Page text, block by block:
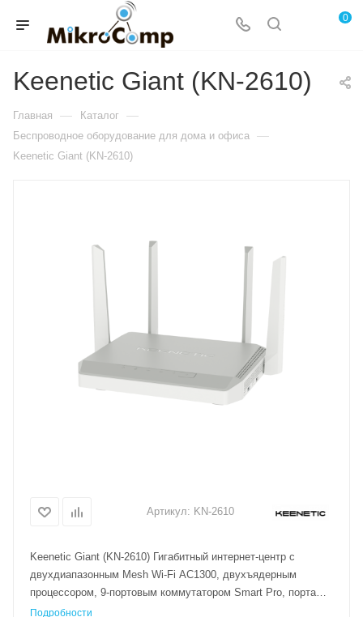
0
Keenetic Giant (KN-2610)
Главная — Каталог —
Беспроводное оборудование для дома и офиса —
Keenetic Giant (KN-2610)
Артикул: KN-2610
Keenetic Giant (KN-2610) Гигабитный интернет-центр с
двухдиапазонным Mesh Wi-Fi AC1300, двухъядерным
процессором, 9-портовым коммутатором Smart Pro, портами
SFP, USB 3.0 и 2.0
Подробности